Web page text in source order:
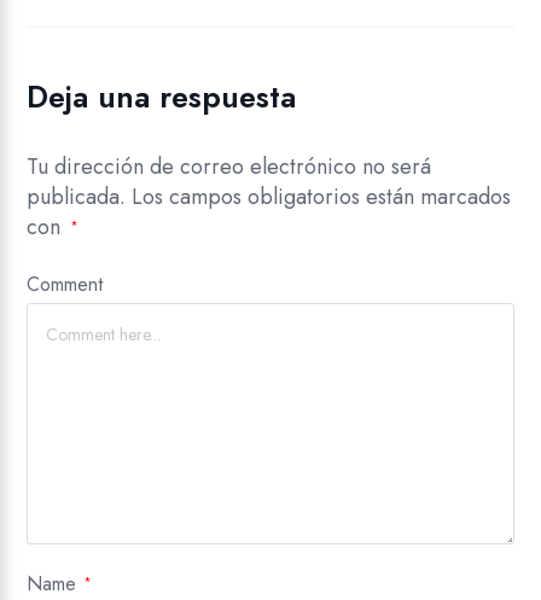
Deja una respuesta
Tu dirección de correo electrónico no será
publicada. Los campos obligatorios están marcados
con
*
Comment
Name *